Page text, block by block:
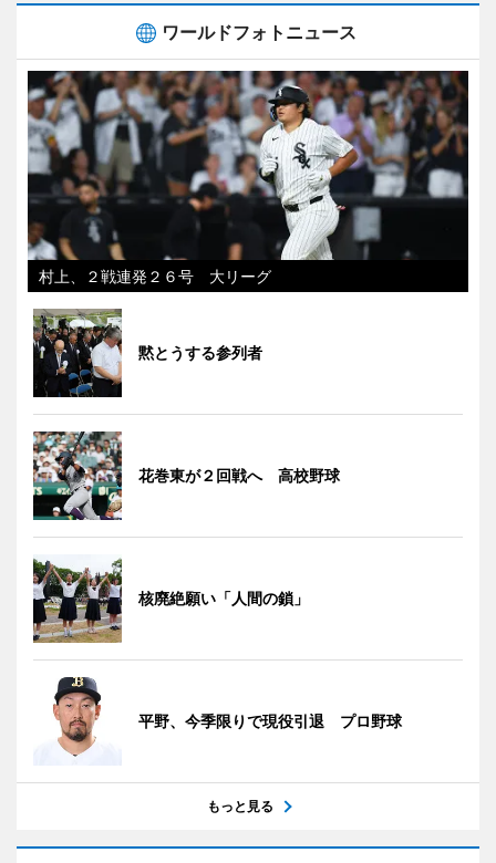
ワールドフォトニュース
村上、２戦連発２６号 大リーグ
黙とうする参列者
花巻東が２回戦へ 高校野球
核廃絶願い「人間の鎖」
平野、今季限りで現役引退 プロ野球
もっと見る